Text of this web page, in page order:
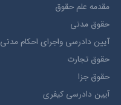
مقدمه علم حقوق
حقوق مدني
آيين دادرسي ​واجراي ​احکام ​مدني
حقوق تجارت
حقوق جزا
آيین دادرسی کیفری